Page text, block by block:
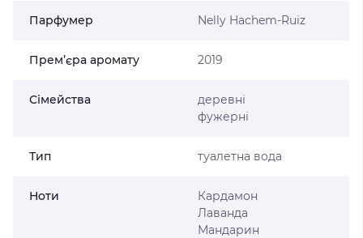
Парфумер Nelly Hachem-Ruiz
Прем’єра аромату 2019
Сімейства
деревні
фужерні
Тип туалетна вода
Ноти
Кардамон
Лаванда
Мандарин